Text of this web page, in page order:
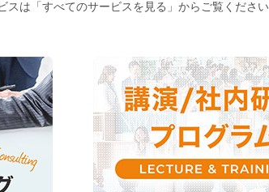
スは「すべてのサービスを見る」からご覧ください